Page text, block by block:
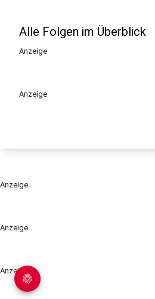
Anzeige
Anzeige
Alle Folgen im Überblick
Anzeige
Anzeige
Anzeige